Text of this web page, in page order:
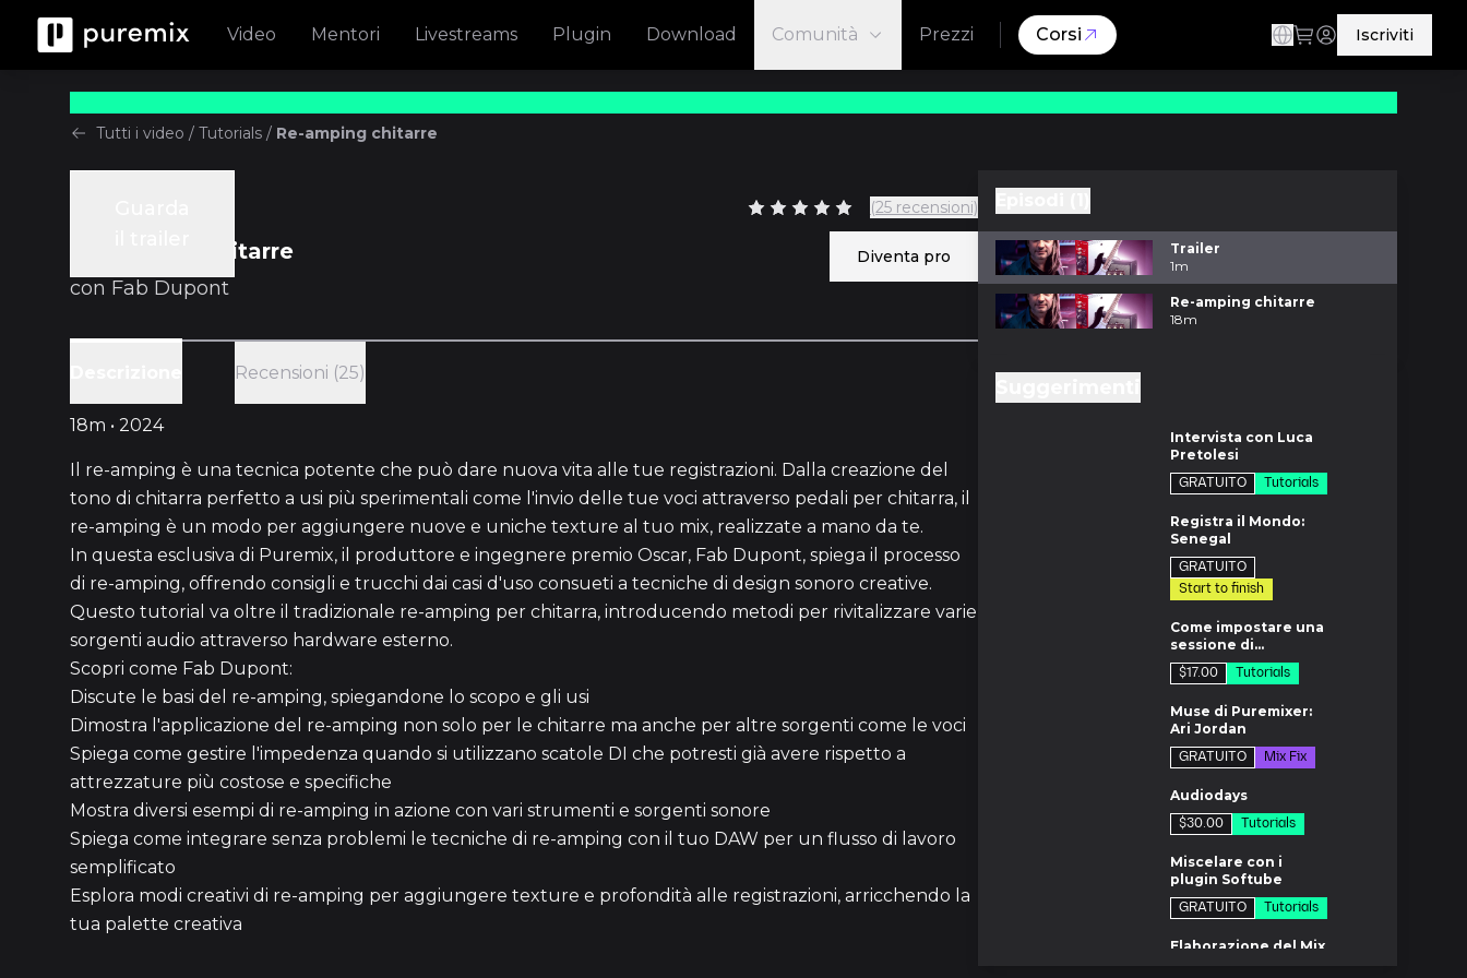
Video Mentori Livestreams Plugin Download Comunità Prezzi Corsi Iscriviti
Tutti i video / Tutorials / Re-amping chitarre
Re-amping chitarre
con Fab Dupont
(25 recensioni)
Diventa pro
Recensioni (25)
18m • 2024
Il re-amping è una tecnica potente che può dare nuova vita alle tue registrazioni. Dalla creazione del
tono di chitarra perfetto a usi più sperimentali come l'invio delle tue voci attraverso pedali per chitarra, il
re-amping è un modo per aggiungere nuove e uniche texture al tuo mix, realizzate a mano da te.
In questa esclusiva di Puremix, il produttore e ingegnere premio Oscar, Fab Dupont, spiega il processo
di re-amping, offrendo consigli e trucchi dai casi d'uso consueti a tecniche di design sonoro creative.
Questo tutorial va oltre il tradizionale re-amping per chitarra, introducendo metodi per rivitalizzare varie
sorgenti audio attraverso hardware esterno.
Scopri come Fab Dupont:
Discute le basi del re-amping, spiegandone lo scopo e gli usi
Dimostra l'applicazione del re-amping non solo per le chitarre ma anche per altre sorgenti come le voci
Spiega come gestire l'impedenza quando si utilizzano scatole DI che potresti già avere rispetto a
attrezzature più costose e specifiche
Mostra diversi esempi di re-amping in azione con vari strumenti e sorgenti sonore
Spiega come integrare senza problemi le tecniche di re-amping con il tuo DAW per un flusso di lavoro
semplificato
Esplora modi creativi di re-amping per aggiungere texture e profondità alle registrazioni, arricchendo la
tua palette creativa
Trailer
1m
Re-amping chitarre
18m
Intervista con Luca
Pretolesi
GRATUITO
Tutorials
6 episodi
Registra il Mondo:
Senegal
GRATUITO
Start to finish
11m
Come impostare una
sessione di
mastering in the box
$17.00
Tutorials
Muse di Puremixer:
Ari Jordan
GRATUITO
Mix Fix
Audiodays
$30.00
Tutorials
1h 41m
Miscelare con i
plugin Softube
GRATUITO
Tutorials
Elaborazione del Mix